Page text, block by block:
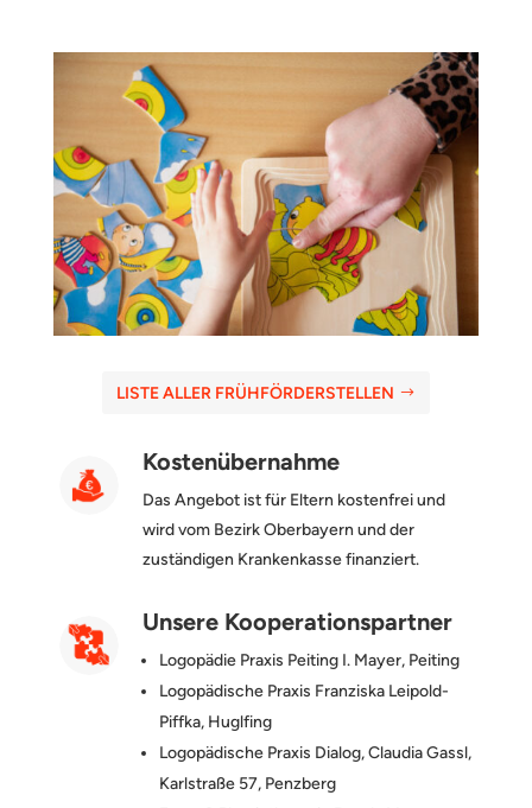
LISTE ALLER FRÜHFÖRDERSTELLEN
Kostenübernahme
Das Angebot ist für Eltern kostenfrei und
wird vom Bezirk Oberbayern und der
zuständigen Krankenkasse finanziert.
Unsere Kooperationspartner
Logopädie Praxis Peiting I. Mayer, Peiting
Logopädische Praxis Franziska Leipold-
Piffka, Huglfing
Logopädische Praxis Dialog, Claudia Gassl,
Karlstraße 57, Penzberg